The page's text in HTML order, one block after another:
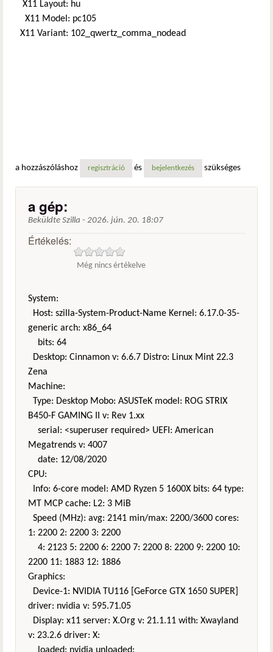
X11 Layout: hu
X11 Model: pc105
X11 Variant: 102_qwertz_comma_nodead
a hozzászóláshoz regisztráció és bejelentkezés szükséges
a gép:
Beküldte Szilla - 2026. jún. 20. 18:07
Értékelés:
Még nincs értékelve
System:
Host: szilla-System-Product-Name Kernel: 6.17.0-35-
generic arch: x86_64
bits: 64
Desktop: Cinnamon v: 6.6.7 Distro: Linux Mint 22.3
Zena
Machine:
Type: Desktop Mobo: ASUSTeK model: ROG STRIX
B450-F GAMING II v: Rev 1.xx
serial: <superuser required> UEFI: American
Megatrends v: 4007
date: 12/08/2020
CPU:
Info: 6-core model: AMD Ryzen 5 1600X bits: 64 type:
MT MCP cache: L2: 3 MiB
Speed (MHz): avg: 2141 min/max: 2200/3600 cores:
1: 2200 2: 2200 3: 2200
4: 2123 5: 2200 6: 2200 7: 2200 8: 2200 9: 2200 10:
2200 11: 1883 12: 1886
Graphics:
Device-1: NVIDIA TU116 [GeForce GTX 1650 SUPER]
driver: nvidia v: 595.71.05
Display: x11 server: X.Org v: 21.1.11 with: Xwayland
v: 23.2.6 driver: X: